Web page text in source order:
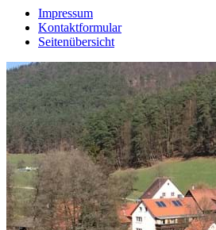
Impressum
Kontaktformular
Seitenübersicht